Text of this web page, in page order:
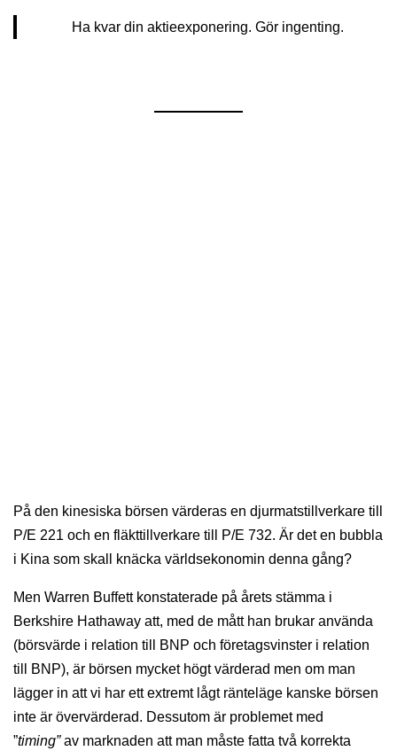
Ha kvar din aktieexponering. Gör ingenting.
På den kinesiska börsen värderas en djurmatstillverkare till
P/E 221 och en fläkttillverkare till P/E 732. Är det en bubbla
i Kina som skall knäcka världsekonomin denna gång?
Men Warren Buffett konstaterade på årets stämma i
Berkshire Hathaway att, med de mått han brukar använda
(börsvärde i relation till BNP och företagsvinster i relation
till BNP), är börsen mycket högt värderad men om man
lägger in att vi har ett extremt lågt ränteläge kanske börsen
inte är övervärderad. Dessutom är problemet med
”timing”av marknaden att man måste fatta två korrekta